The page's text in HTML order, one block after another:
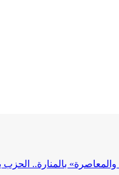
والمعاصرة» بالمنارة..